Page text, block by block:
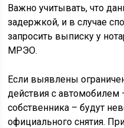
Важно учитывать, что
задержкой, и в случае
запросить выписку у
МРЭО.
Если выявлены
действия с автомобилем
собственника – будут
официального снятия.